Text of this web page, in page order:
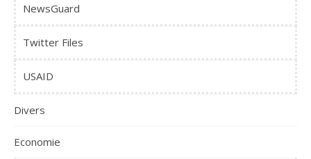
NewsGuard
Twitter Files
USAID
Divers
Economie